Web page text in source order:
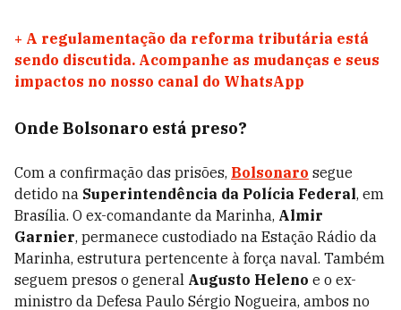
+ A regulamentação da reforma tributária está
sendo discutida. Acompanhe as mudanças e seus
impactos no nosso canal do WhatsApp
Onde Bolsonaro está preso?
Com a confirmação das prisões, Bolsonaro segue
detido na Superintendência da Polícia Federal, em
Brasília. O ex-comandante da Marinha, Almir
Garnier, permanece custodiado na Estação Rádio da
Marinha, estrutura pertencente à força naval. Também
seguem presos o general Augusto Heleno e o ex-
ministro da Defesa Paulo Sérgio Nogueira, ambos no